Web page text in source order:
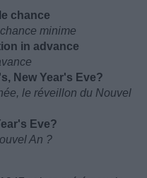
chance
minime
in advance
New Year's Eve?
le réveillon du Nouvel
Eve?
An ?